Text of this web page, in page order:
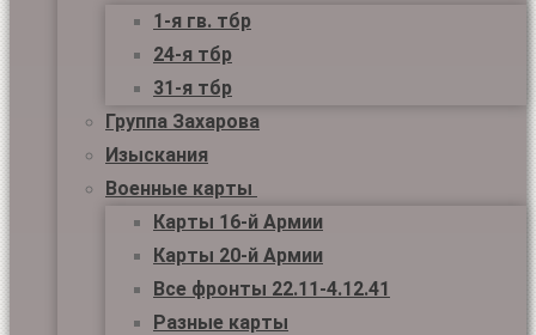
1-я гв. тбр
24-я тбр
31-я тбр
Группа Захарова
Изыскания
Военные карты
Карты 16-й Армии
Карты 20-й Армии
Все фронты 22.11-4.12.41
Разные карты